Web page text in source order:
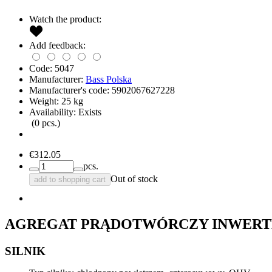
Watch the product:
Add feedback:
Code: 5047
Manufacturer: Bass Polska
Manufacturer's code: 5902067627228
Weight: 25 kg
Availability: Exists
(0 pcs.)
€312.05
pcs.
add to shopping cart Out of stock
AGREGAT PRĄDOTWÓRCZY
SILNIK